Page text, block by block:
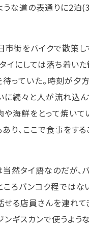
うな道の表通りに2泊
市街をバイクで散策し
タイにしては落ち着い
待っていた。時刻が夕
に続々と人が流れ込ん
や海鮮をとって焼いて
り、ここで食事をする
当然タイ語なのだが、
ころバンコク程ではな
せる店員さんを連れて
ンギスカンで使うよう